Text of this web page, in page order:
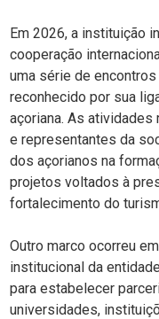
Em 2026, a instituição
cooperação
uma série de
reconhecido por sua
açoriana. As
e representantes da
dos açorianos na
projetos voltados à
fortalecimento do
Outro marco ocorreu
institucional da
para estabelecer
universidades,